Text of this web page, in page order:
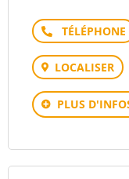
Téléphone
LOCALISER
PLUS